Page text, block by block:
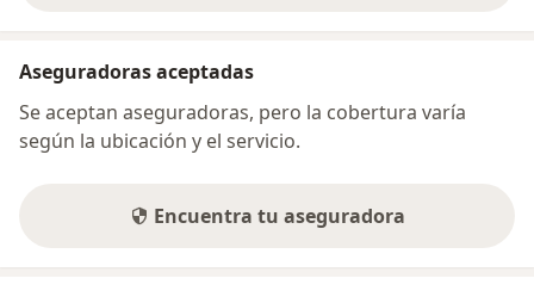
Aseguradoras aceptadas
Se aceptan aseguradoras, pero la cobertura varía
según la ubicación y el servicio.
Encuentra tu aseguradora